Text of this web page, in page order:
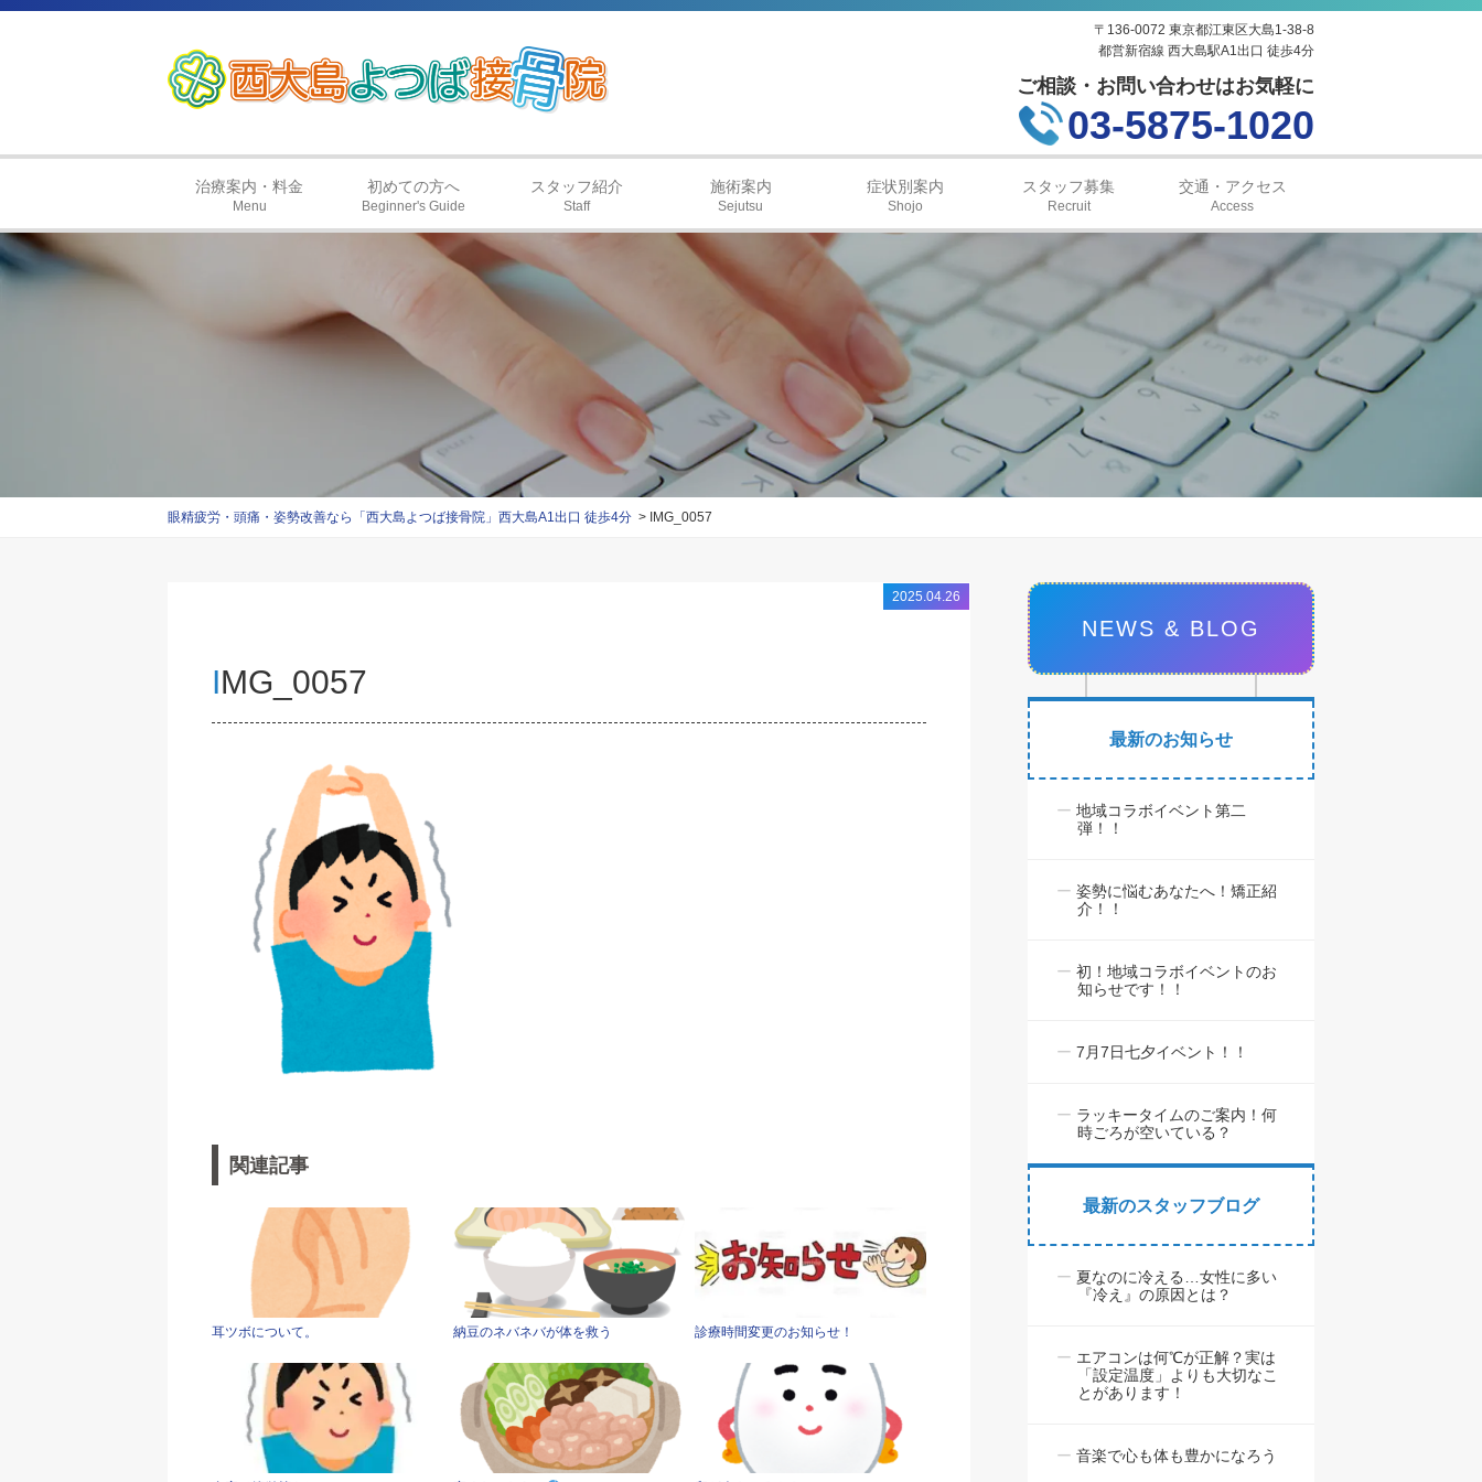
〒136-0072 東京都江東区大島1-38-8
都営新宿線 西大島駅A1出口 徒歩4分
ご相談・お問い合わせはお気軽に
03-5875-1020
治療案内・料金
Menu
初めての方へ
Beginner's Guide
スタッフ紹介
Staff
施術案内
Sejutsu
症状別案内
Shojo
スタッフ募集
Recruit
交通・アクセス
Access
眼精疲労・頭痛・姿勢改善なら「西大島よつば接骨院」西大島A1出口 徒歩4分 IMG_0057
2025.04.26
IMG_0057
関連記事
耳ツボについて。 納豆のネバネバが体を救う 診療時間変更のお知らせ！
NEWS & BLOG
最新のお知らせ
地域コラボイベント第二
弾！！
姿勢に悩むあなたへ！矯正紹
介！！
初！地域コラボイベントのお
知らせです！！
7月7日七夕イベント！！
ラッキータイムのご案内！何
時ごろが空いている？
最新のスタッフブログ
夏なのに冷える…女性に多い
『冷え』の原因とは？
エアコンは何℃が正解？実は
「設定温度」よりも大切なこ
とがあります！
音楽で心も体も豊かになろう